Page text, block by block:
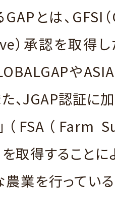
とは、GFSI
承認を取得し
や
た、JGAP認証に
（FSA（Farm
取得することに
業を行ってい